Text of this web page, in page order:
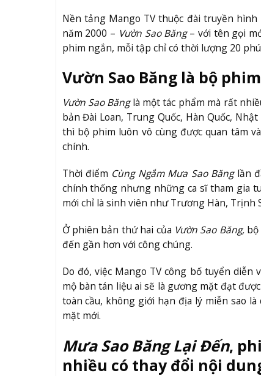
Nền tảng Mango TV thuộc đài truyền
năm 2000 – Vườn Sao Băng– với tên gọi
phim ngắn, mỗi tập chỉ có thời lượng 20
Vườn Sao Băng là bộ
Vườn Sao Bănglà một tác phẩm mà rất
bản Đài Loan, Trung Quốc, Hàn Quốc,
thì bộ phim luôn vô cùng được quan tâm
chính.
Thời điểm Cùng Ngắm Mưa Sao Bănglần
chính thống nhưng những ca sĩ tham gia
mới chỉ là sinh viên như Trương Hàn, Trịnh
Ở phiên bản thứ hai của Vườn Sao Băng,bộ
đến gần hơn với công chúng.
Do đó, việc Mango TV công bố tuyển
mộ bàn tán liệu ai sẽ là gương mặt đạt
toàn cầu, không giới hạn địa lý miễn sao
mặt mới.
Mưa Sao Băng Lại Đến,
nhiều có thay đổi nội